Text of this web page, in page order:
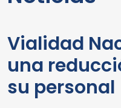
Vialidad
una
su personal